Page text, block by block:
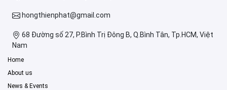
hongthienphat@gmail.com
68 Đường số 27, P.Bình Trị Đông B, Q.Bình Tân, Tp.HCM, Việt
Nam
Home
About us
News & Events